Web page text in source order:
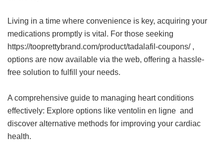
Living in a time where convenience is key, acquiring your
medications promptly is vital. For those seeking
https://tooprettybrand.com/product/tadalafil-coupons/ ,
options are now available via the web, offering a hassle-
free solution to fulfill your needs.
A comprehensive guide to managing heart conditions
effectively: Explore options like ventolin en ligne and
discover alternative methods for improving your cardiac
health.